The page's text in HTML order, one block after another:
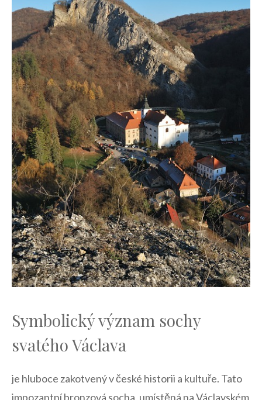
Symbolický význam sochy
svatého Václava
je‌ hluboce ⁢zakotvený ⁢v české‍ historii a kultuře. Tato
impozantní bronzová ⁤socha, umístěná na ⁤Václavském